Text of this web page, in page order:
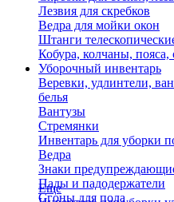
Лезвия для скребков
Ведра для мойки окон
Штанги
Кобура, колчаны, пояса,
Уборочный инвентарь
Веревки, удлинтели,
белья
Вантузы
Стремянки
Инвентарь для уборки
Ведра
Знаки
Пады и падодержатели
Сгоны для пола
Еще